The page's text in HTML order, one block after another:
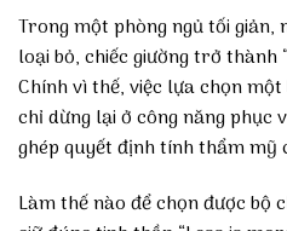
Trong một phòng ngủ tối giản,
loại bỏ, chiếc giường trở thành
Chính vì thế, việc lựa chọn một
chỉ dừng lại ở công năng phục
ghép quyết định tính thẩm mỹ
Làm thế nào để chọn được bộ